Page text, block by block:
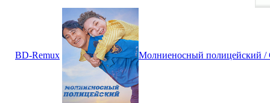
BD-Remux Молниеносный полицейский /